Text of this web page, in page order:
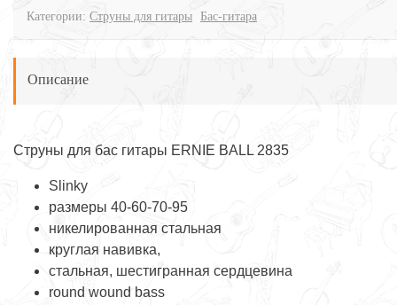
Категории: Струны для гитары Бас-гитара
Описание
Струны для бас гитары ERNIE BALL 2835
Slinky
размеры 40-60-70-95
никелированная стальная
круглая навивка,
стальная, шестигранная сердцевина
round wound bass